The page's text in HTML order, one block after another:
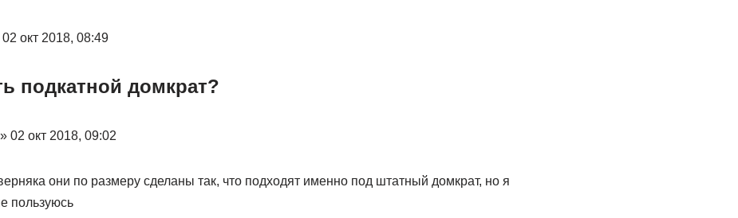
02 окт 2018, 08:49
подкатной домкрат?
02 окт 2018, 09:02
они по размеру сделаны так, что подходят именно под штатный домкрат, но я
пользуюсь